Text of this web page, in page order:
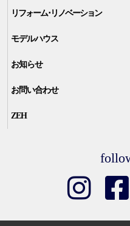
リフォーム･リノベーション
モデルハウス
お知らせ
お問い合わせ
ZEH